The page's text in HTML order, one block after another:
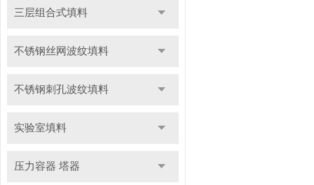
三层组合式填料
不锈钢丝网波纹填料
不锈钢刺孔波纹填料
实验室填料
压力容器 塔器